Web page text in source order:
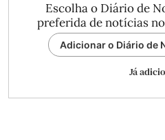
Escolha o Diário de
preferida de notícias
Adicionar o Diário de
Já